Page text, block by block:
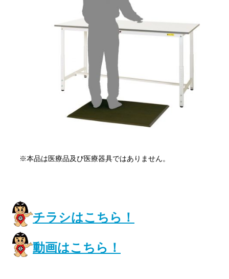
※本品は医療品及び医療器具ではありません。
チラシはこちら！
動画はこちら！